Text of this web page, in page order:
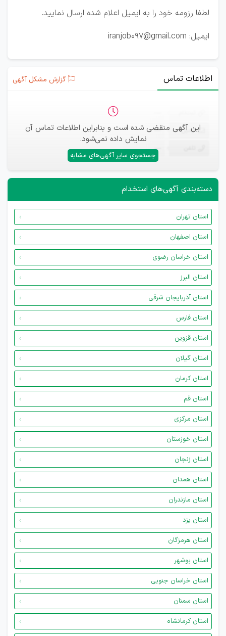
لطفا رزومه خود را به ایمیل اعلام شده ارسال نمایید.
ایمیل: iranjob097@gmail.com
اطلاعات تماس گزارش مشکل آگهی
این آگهی منقضی شده است و بنابراین اطلاعات تماس آن
نمایش داده نمی‌شود.
جستجوی سایر آگهی‌های مشابه
ایمیل —
—
دسته‌بندی آگهی‌های استخدام
استان تهران
استان اصفهان
استان خراسان رضوی
استان البرز
استان آذربایجان شرقی
استان فارس
استان قزوین
استان گیلان
استان کرمان
استان قم
استان مرکزی
استان خوزستان
استان زنجان
استان همدان
استان مازندران
استان یزد
استان هرمزگان
استان بوشهر
استان خراسان جنوبی
استان سمنان
استان کرمانشاه